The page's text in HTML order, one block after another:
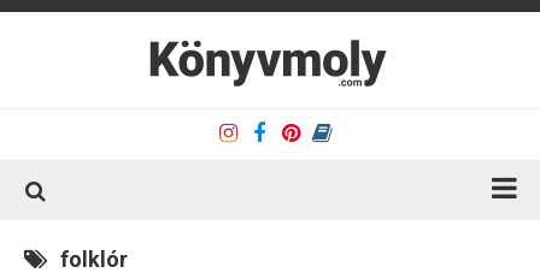
folklór